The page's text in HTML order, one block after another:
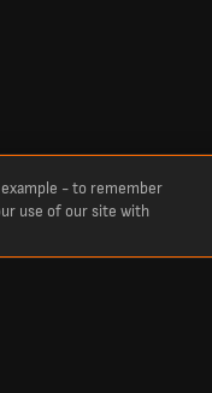
- to remember
use of our site with